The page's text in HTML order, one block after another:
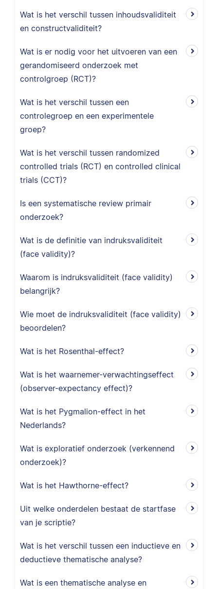
Wat is het verschil tussen inhoudsvaliditeit
en constructvaliditeit?
Wat is er nodig voor het uitvoeren van een
gerandomiseerd onderzoek met
controlgroep (RCT)?
Wat is het verschil tussen een
controlegroep en een experimentele
groep?
Wat is het verschil tussen randomized
controlled trials (RCT) en controlled clinical
trials (CCT)?
Is een systematische review primair
onderzoek?
Wat is de definitie van indruksvaliditeit
(face validity)?
Waarom is indruksvaliditeit (face validity)
belangrijk?
Wie moet de indruksvaliditeit (face validity)
beoordelen?
Wat is het Rosenthal-effect?
Wat is het waarnemer-verwachtingseffect
(observer-expectancy effect)?
Wat is het Pygmalion-effect in het
Nederlands?
Wat is exploratief onderzoek (verkennend
onderzoek)?
Wat is het Hawthorne-effect?
Uit welke onderdelen bestaat de startfase
van je scriptie?
Wat is het verschil tussen een inductieve en
deductieve thematische analyse?
Wat is een thematische analyse en